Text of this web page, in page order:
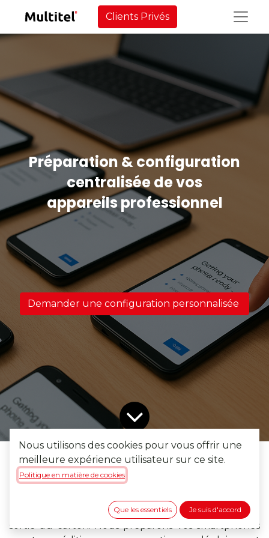
Clients Privés
Préparation & configuration
centralisée de vos
appareils professionnel
Demander une configuration personnalisée
Notre spécialité
Des appareils configurés, prêts à l'emploi dès la
sortie du carton. Nous préparons vos smartphones
Nous utilisons des cookies pour vous offrir une
meilleure expérience utilisateur sur ce site.
Politique en matière de cookies
Que les essentiels Je suis d'accord